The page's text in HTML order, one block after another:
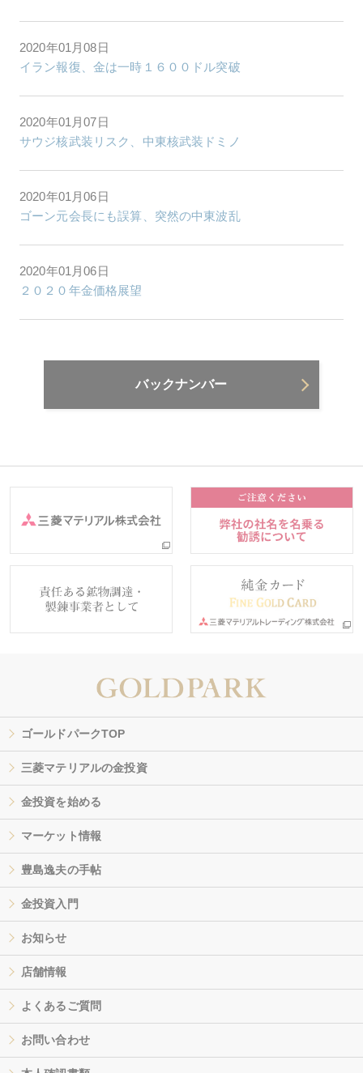
2020年01月08日
イラン報復、金は一時１６００ドル突破
2020年01月07日
サウジ核武装リスク、中東核武装ドミノ
2020年01月06日
ゴーン元会長にも誤算、突然の中東波乱
2020年01月06日
２０２０年金価格展望
バックナンバー
ゴールドパークTOP
三菱マテリアルの金投資
金投資を始める
マーケット情報
豊島逸夫の手帖
金投資入門
お知らせ
店舗情報
よくあるご質問
お問い合わせ